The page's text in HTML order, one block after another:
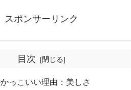
スポンサーリンク
目次
っこいい理由：美しさ